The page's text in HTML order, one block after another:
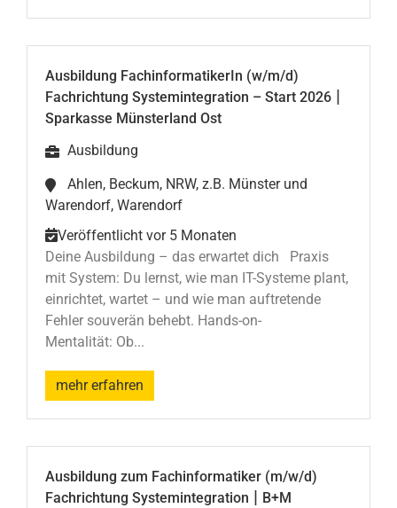
Ausbildung FachinformatikerIn (w/m/d)
Fachrichtung Systemintegration – Start 2026 |
Sparkasse Münsterland Ost
Ausbildung
Ahlen, Beckum, NRW, z.B. Münster und
Warendorf, Warendorf
Veröffentlicht vor 5 Monaten
Deine Ausbildung – das erwartet dich Praxis
mit System: Du lernst, wie man IT-Systeme plant,
einrichtet, wartet – und wie man auftretende
Fehler souverän behebt. Hands-on-
Mentalität: Ob...
mehr erfahren
Ausbildung zum Fachinformatiker (m/w/d)
Fachrichtung Systemintegration | B+M